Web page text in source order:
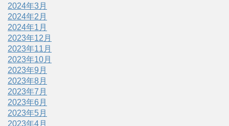
2024年3月
2024年2月
2024年1月
2023年12月
2023年11月
2023年10月
2023年9月
2023年8月
2023年7月
2023年6月
2023年5月
2023年4月